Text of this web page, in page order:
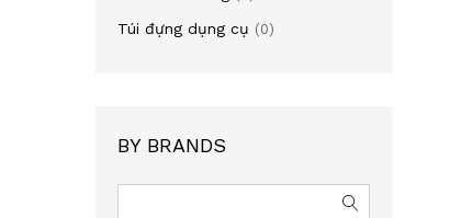
Túi đựng dụng cụ (0)
BY BRANDS